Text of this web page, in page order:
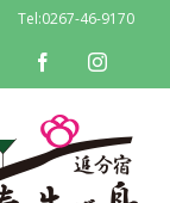
Tel:0267-46-9170
facebookinstagram